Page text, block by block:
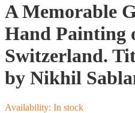
A Memorable
Hand Painting
Switzerland.
by Nikhil
Availability: In stock